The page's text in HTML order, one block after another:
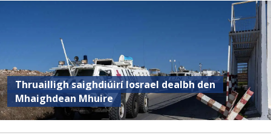
Thruailligh saighdiúirí Iosrael dealbh den
Mhaighdean Mhuire